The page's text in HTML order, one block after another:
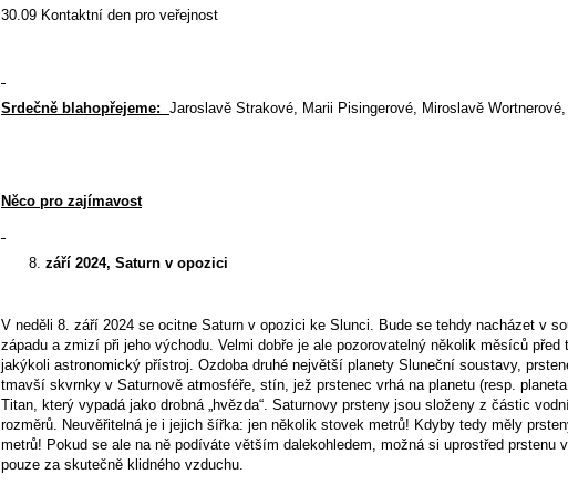
30.09 Kontaktní den pro veřejnost
Srdečně blahopřejeme: Jaroslavě Strakové, Marii Pisingerové, Miroslavě
Něco pro zajímavost
září 2024, Saturn v opozici
V neděli 8. září 2024 se ocitne Saturn v opozici ke Slunci. Bude se tehdy nacházet v
západu a zmizí při jeho východu. Velmi dobře je ale pozorovatelný několik měsíců
jakýkoli astronomický přístroj. Ozdoba druhé největší planety Sluneční soustavy,
tmavší skvrnky v Saturnově atmosféře, stín, jež prstenec vrhá na planetu (resp.
Titan, který vypadá jako drobná „hvězda“. Saturnovy prsteny jsou složeny z částic
rozměrů. Neuvěřitelná je i jejich šířka: jen několik stovek metrů! Kdyby tedy měly
metrů! Pokud se ale na ně podíváte větším dalekohledem, možná si uprostřed
pouze za skutečně klidného vzduchu.